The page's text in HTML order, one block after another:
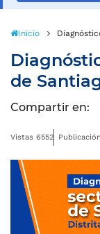
Inicio
de
Compartir en:
Vistas 6552